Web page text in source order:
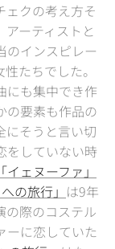
ェクの考え方そ
ーティストと
のインスピレー
たちでした。
にも集中でき作
の要素も作品の
にそうと言い切
をしていない時
「イェヌーファ」
の旅行」 は9年
の際のコステル
ーに恋していた